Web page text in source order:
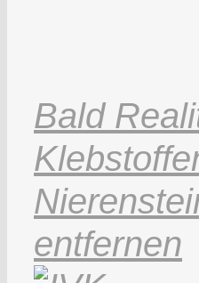
Bald
entfernen